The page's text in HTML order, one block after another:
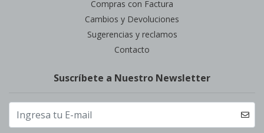
Compras con Factura
Cambios y Devoluciones
Sugerencias y reclamos
Contacto
Suscríbete a Nuestro Newsletter